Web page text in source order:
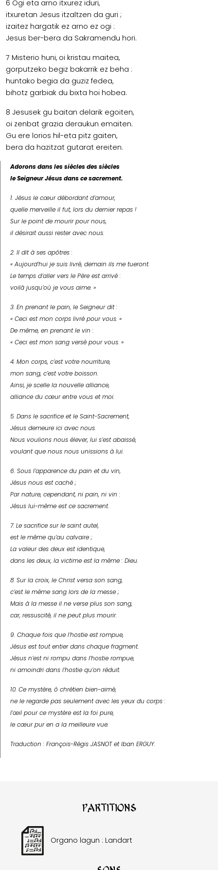
6 Ogi eta arno itxurez iduri,
itxuretan Jesus itzaltzen da guri ;
izaitez hargatik ez arno ez ogi :
Jesus ber-bera da Sakramendu hori.
7 Misterio huni, oi kristau maitea,
gorputzeko begiz bakarrik ez beha :
huntako begia da guziz fedea,
bihotz garbiak du bixta hoi hobea.
8 Jesusek gu baitan delarik egoiten,
oi zenbat grazia deraukun emaiten.
Gu ere lorios hil-eta pitz gaiten,
bera da hazitzat gutarat ereiten.
Adorons dans les siècles des siècles
le Seigneur Jésus dans ce sacrement.
1. Jésus le cœur débordant d’amour,
quelle merveille il fut, lors du dernier repas !
Sur le point de mourir pour nous,
il désirait aussi rester avec nous.
2. Il dit à ses apôtres :
« Aujourd’hui je suis livré, demain ils me tueront.
Le temps d’aller vers le Père est arrivé :
voilà jusqu’où je vous aime. »
3. En prenant le pain, le Seigneur dit :
« Ceci est mon corps livré pour vous. »
De même, en prenant le vin :
« Ceci est mon sang versé pour vous. »
4. Mon corps, c’est votre nourriture,
mon sang, c’est votre boisson.
Ainsi, je scelle la nouvelle alliance,
alliance du cœur entre vous et moi.
5. Dans le sacrifice et le Saint-Sacrement,
Jésus demeure ici avec nous.
Nous voulions nous élever, lui s’est abaissé,
voulant que nous nous unissions à lui.
6. Sous l’apparence du pain et du vin,
Jésus nous est caché ;
Par nature, cependant, ni pain, ni vin :
Jésus lui-même est ce sacrement.
7. Le sacrifice sur le saint autel,
est le même qu’au calvaire ;
La valeur des deux est identique,
dans les deux, la victime est la même : Dieu.
8. Sur la croix, le Christ versa son sang,
c’est le même sang lors de la messe ;
Mais à la messe il ne verse plus son sang,
car, ressuscité, il ne peut plus mourir.
9. Chaque fois que l’hostie est rompue,
Jésus est tout entier dans chaque fragment.
Jésus n’est ni rompu dans l’hostie rompue,
ni amoindri dans l’hostie qu’on réduit.
10. Ce mystère, ô chrétien bien-aimé,
ne le regarde pas seulement avec les yeux du corps :
l’œil pour ce mystère est la foi pure,
le cœur pur en a la meilleure vue.
Traduction : François-Régis JASNOTet Iban ERGUY.
Partitions
Organo lagun : Landart